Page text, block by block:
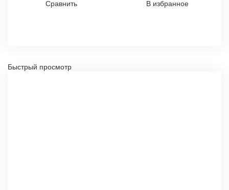
Сравнить В избранное
Быстрый просмотр